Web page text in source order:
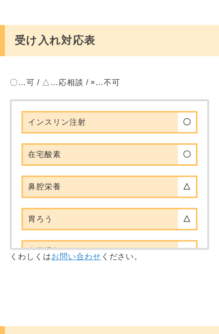
受け入れ対応表
〇…可 / △…応相談 / ×…不可
インスリン注射 〇
在宅酸素 〇
鼻腔栄養 △
胃ろう △
人工透析 △
くわしくはお問い合わせ ください。